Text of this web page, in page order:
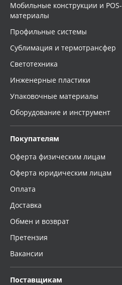
Мобильные конструкции и POS-
материалы
Профильные системы
Сублимация и термотрансфер
Светотехника
Инженерные пластики
Упаковочные материалы
Оборудование и инструмент
Покупателям
Оферта физическим лицам
Оферта юридическим лицам
Оплата
Доставка
Обмен и возврат
Претензия
Вакансии
Поставщикам